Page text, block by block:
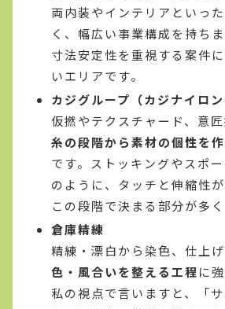
両内装やインテリアといっ
く、幅広い事業構成を持ち
寸法安定性を重視する案件
いエリアです。
カジグループ（カジナイロン
仮撚やテクスチャード、意匠
糸の段階から素材の個性を
です。ストッキングやスポ
のように、タッチと伸縮性が
この段階で決まる部分が多く
倉庫精練
精練・漂白から染色、仕上げ
色・風合いを整える工程に
私の視点で言いますと、「